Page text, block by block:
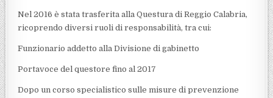
Nel 2016 è stata trasferita alla Questura di Reggio Calabria,
ricoprendo diversi ruoli di responsabilità, tra cui:
Funzionario addetto alla Divisione di gabinetto
Portavoce del questore fino al 2017
Dopo un corso specialistico sulle misure di prevenzione